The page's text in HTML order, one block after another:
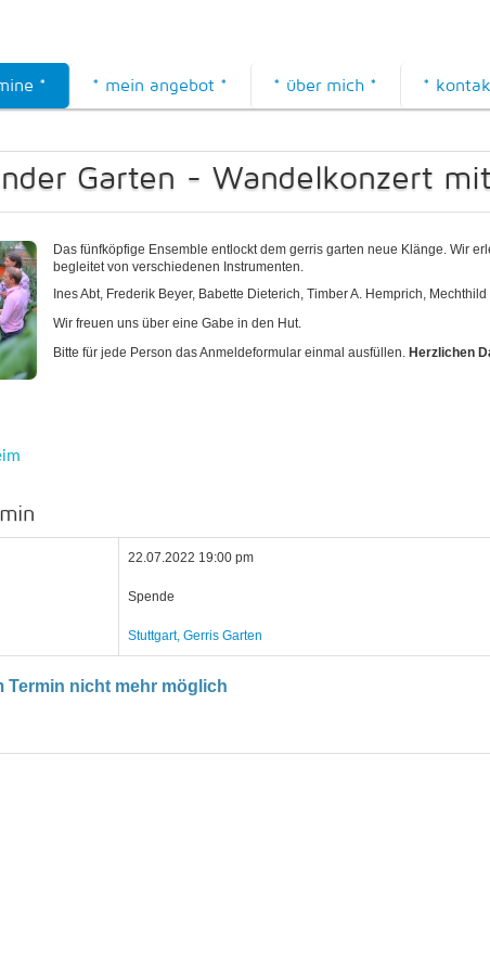
* * mein angebot * * über mich * *
Garten - Wandelkonzert
Das fünfköpfige Ensemble entlockt dem gerris garten neue Klänge. Wir
begleitet von verschiedenen Instrumenten.
Ines Abt, Frederik Beyer, Babette Dieterich, Timber A. Hemprich,
Wir freuen uns über eine Gabe in den Hut.
Bitte für jede Person das Anmeldeformular einmal ausfüllen. Herzlichen
22.07.2022 19:00 pm
Spende
Stuttgart, Gerris Garten
Termin nicht mehr möglich